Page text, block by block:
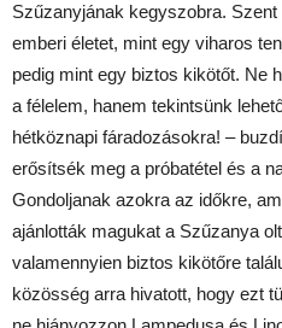
Szűzanyjának kegyszobra.
emberi életet, mint egy viharos
pedig mint egy biztos kikötőt. Ne
a félelem, hanem tekintsünk
hétköznapi fáradozásokra! –
erősítsék meg a próbatétel és a
Gondoljanak azokra az időkre,
ajánlották magukat a Szűzanya
valamennyien biztos kikötőre
közösség arra hivatott, hogy ezt